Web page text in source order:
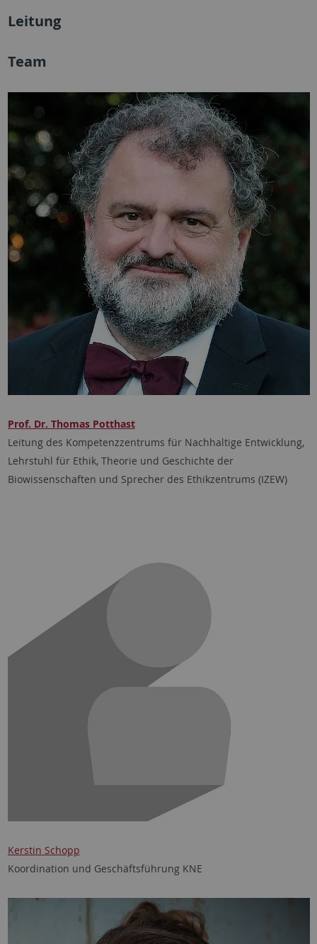
Leitung
Team
Prof. Dr. Thomas Potthast
Leitung des Kompetenzzentrums für Nachhaltige Entwicklung,
Lehrstuhl für Ethik, Theorie und Geschichte der
Biowissenschaften und Sprecher des Ethikzentrums (IZEW)
Kerstin Schopp
Koordination und Geschäftsführung KNE